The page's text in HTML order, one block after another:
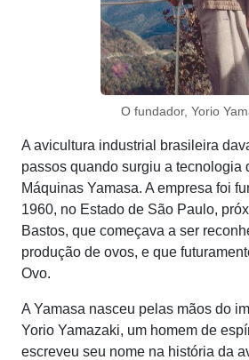
O fundador, Yorio
A avicultura industrial brasileira
passos quando surgiu a tecnologia
Máquinas Yamasa. A empresa foi
1960, no Estado de São Paulo,
Bastos, que começava a ser
produção de ovos, e que
Ovo.
A Yamasa nasceu pelas mãos do
Yorio Yamazaki, um homem de
escreveu seu nome na história da